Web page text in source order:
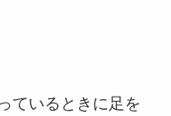
ているときに足を